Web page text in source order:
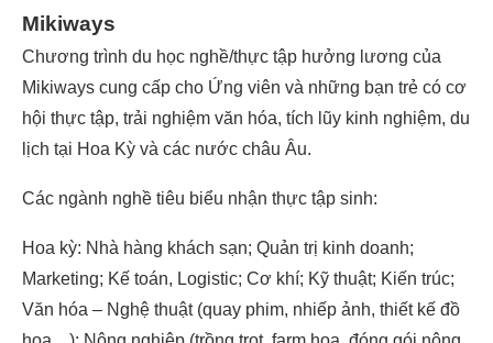
Mikiways
Chương trình du học nghề/thực tập hưởng lương của
Mikiways cung cấp cho Ứng viên và những bạn trẻ có cơ
hội thực tập, trải nghiệm văn hóa, tích lũy kinh nghiệm, du
lịch tại Hoa Kỳ và các nước châu Âu.
Các ngành nghề tiêu biểu nhận thực tập sinh:
Hoa kỳ: Nhà hàng khách sạn; Quản trị kinh doanh;
Marketing; Kế toán, Logistic; Cơ khí; Kỹ thuật; Kiến trúc;
Văn hóa – Nghệ thuật (quay phim, nhiếp ảnh, thiết kế đồ